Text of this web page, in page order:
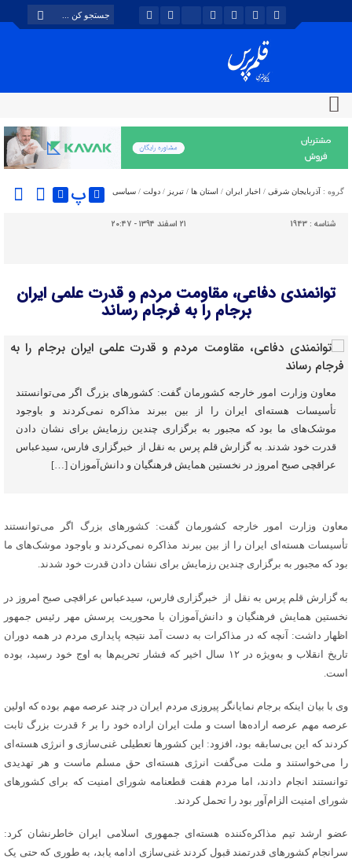
گروه : آذربایجان شرقی / اخبار ایران / استان ها / تبریز / دولت / سیاسی پ
شناسه : 1943 ۲۱ اسفند ۱۳۹۴ - ۲۰:۴۷
توانمندی دفاعی، مقاومت مردم و قدرت علمی ایران
برجام را به فرجام رساند
معاون وزارت امور خارجه کشورمان گفت: کشورهای بزرگ اگر می‌توانستند
تأسیسات هسته‌ای ایران را از بین ببرند مذاکره نمی‌کردند و باوجود
موشک‌های ما بود که مجبور به برگزاری چندین رزمایش برای نشان دادن
قدرت خود شدند. به گزارش قلم پرس به نقل از خبرگزاری فارس، سیدعباس
عراقچی صبح امروز در نخستین همایش فرهنگیان و دانش‌آموزان […]
معاون وزارت امور خارجه کشورمان گفت: کشورهای بزرگ اگر می‌توانستند
تأسیسات هسته‌ای ایران را از بین ببرند مذاکره نمی‌کردند و باوجود موشک‌های ما
بود که مجبور به برگزاری چندین رزمایش برای نشان دادن قدرت خود شدند.
به گزارش قلم پرس به نقل از خبرگزاری فارس، سیدعباس عراقچی صبح امروز در
نخستین همایش فرهنگیان و دانش‌آموزان با محوریت پرسش مهر رئیس جمهور
اظهار داشت: آنچه که در مذاکرات به دست آمد نتیجه پایداری مردم در همه دوران
تاریخ انقلاب و به‌ویژه در ۱۲ سال اخیر که فشار تحریم‌ها به اوج خود رسید، بوده
است.
وی با بیان اینکه برجام نمایانگر پیروزی مردم ایران در چند عرصه مهم بوده که اولین
عرصه مهم عرصه اراده‌ها است و ملت ایران اراده خود را بر ۶ قدرت بزرگ ثابت
کردند که این بی‌سابقه بود، افزود: این کشورها تعطیلی غنی‌سازی و انرژی هسته‌ای
را می‌خواستند و ملت می‌گفت انرژی هسته‌ای حق مسلم ماست و هر تهدیدی
توانستند انجام دادند، اما مردم هفت قطعنامه شورای امنیت که برای کشورهای
شورای امنیت الزام‌آور بود را تحمل کردند.
عضو ارشد تیم مذاکره‌کننده هسته‌ای جمهوری اسلامی ایران خاطرنشان کرد:
سرانجام کشورهای قدرتمند قبول کردند غنی‌سازی ادامه یابد، به طوری که حتی یک